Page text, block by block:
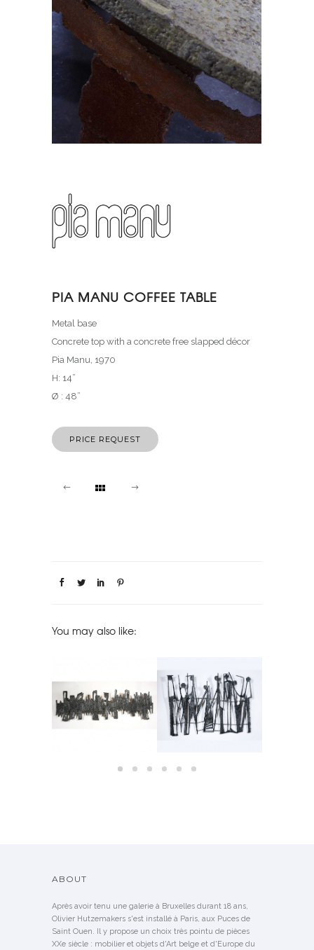
PIA MANU COFFEE TABLE
Metal base
Concrete top with a concrete free slapped décor
Pia Manu, 1970
H: 14”
Ø : 48”
PRICE REQUEST
You may also like:
SCULPTURE BY PIA MANU
SOLD
PEWTER WALL
SCULPTURE BY PIA MANU
SOLD
ABOUT
Après avoir tenu une galerie à Bruxelles durant 18 ans,
Olivier Hutzemakers s'est installé à Paris, aux Puces de
Saint Ouen. Il y propose un choix très pointu de pièces
XXe siècle : mobilier et objets d'Art belge et d'Europe du